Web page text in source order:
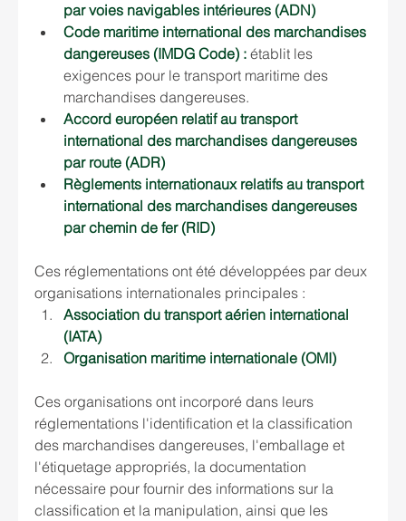
par voies navigables intérieures (ADN)
Code maritime international des marchandises
dangereuses (IMDG Code) : établit les
exigences pour le transport maritime des
marchandises dangereuses.
Accord européen relatif au transport
international des marchandises dangereuses
par route (ADR)
Règlements internationaux relatifs au transport
international des marchandises dangereuses
par chemin de fer (RID)
Ces réglementations ont été développées par deux
organisations internationales principales :
Association du transport aérien international
(IATA)
Organisation maritime internationale (OMI)
Ces organisations ont incorporé dans leurs
réglementations l'identification et la classification
des marchandises dangereuses, l'emballage et
l'étiquetage appropriés, la documentation
nécessaire pour fournir des informations sur la
classification et la manipulation, ainsi que les